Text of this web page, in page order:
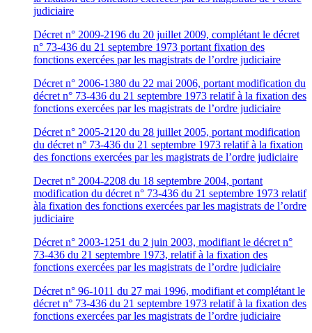
judiciaire
Décret n° 2009-2196 du 20 juillet 2009, complétant le décret
n° 73-436 du 21 septembre 1973 portant fixation des
fonctions exercées par les magistrats de l’ordre judiciaire
Décret n° 2006-1380 du 22 mai 2006, portant modification du
décret n° 73-436 du 21 septembre 1973 relatif à la fixation des
fonctions exercées par les magistrats de l’ordre judiciaire
Décret n° 2005-2120 du 28 juillet 2005, portant modification
du décret n° 73-436 du 21 septembre 1973 relatif à la fixation
des fonctions exercées par les magistrats de l’ordre judiciaire
Decret n° 2004-2208 du 18 septembre 2004, portant
modification du décret n° 73-436 du 21 septembre 1973 relatif
àla fixation des fonctions exercées par les magistrats de l’ordre
judiciaire
Décret n° 2003-1251 du 2 juin 2003, modifiant le décret n°
73-436 du 21 septembre 1973, relatif à la fixation des
fonctions exercées par les magistrats de l’ordre judiciaire
Décret n° 96-1011 du 27 mai 1996, modifiant et complétant le
décret n° 73-436 du 21 septembre 1973 relatif à la fixation des
fonctions exercées par les magistrats de l’ordre judiciaire